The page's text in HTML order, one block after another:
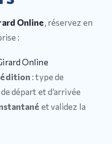
Online, réservez en
:
Online
: type de
départ et d’arrivée
et validez la